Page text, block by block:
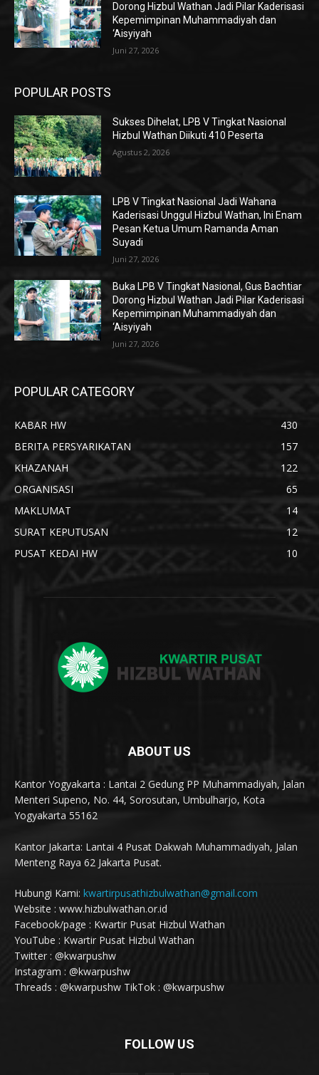
Dorong Hizbul Wathan Jadi Pilar Kaderisasi
Kepemimpinan Muhammadiyah dan
‘Aisyiyah
Juni 27, 2026
POPULAR POSTS
Sukses Dihelat, LPB V Tingkat Nasional
Hizbul Wathan Diikuti 410 Peserta
Agustus 2, 2026
LPB V Tingkat Nasional Jadi Wahana
Kaderisasi Unggul Hizbul Wathan, Ini Enam
Pesan Ketua Umum Ramanda Aman
Suyadi
Juni 27, 2026
Buka LPB V Tingkat Nasional, Gus Bachtiar
Dorong Hizbul Wathan Jadi Pilar Kaderisasi
Kepemimpinan Muhammadiyah dan
‘Aisyiyah
Juni 27, 2026
POPULAR CATEGORY
KABAR HW
430
BERITA PERSYARIKATAN
157
KHAZANAH
122
ORGANISASI
65
MAKLUMAT
14
SURAT KEPUTUSAN
12
PUSAT KEDAI HW
10
ABOUT US
Kantor Yogyakarta : Lantai 2 Gedung PP Muhammadiyah, Jalan
Menteri Supeno, No. 44, Sorosutan, Umbulharjo, Kota
Yogyakarta 55162
Kantor Jakarta: Lantai 4 Pusat Dakwah Muhammadiyah, Jalan
Menteng Raya 62 Jakarta Pusat.
Hubungi Kami: kwartirpusathizbulwathan@gmail.com
Website : www.hizbulwathan.or.id
Facebook/page : Kwartir Pusat Hizbul Wathan
YouTube : Kwartir Pusat Hizbul Wathan
Twitter : @kwarpushw
Instagram : @kwarpushw
Threads : @kwarpushw TikTok : @kwarpushw
FOLLOW US